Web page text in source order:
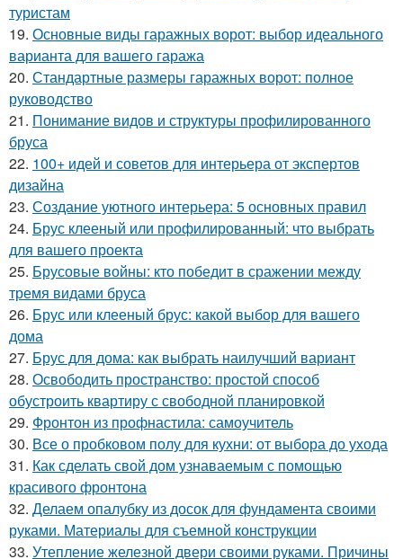
туристам
19. Основные виды гаражных ворот: выбор идеального
варианта для вашего гаража
20. Стандартные размеры гаражных ворот: полное
руководство
21. Понимание видов и структуры профилированного
бруса
22. 100+ идей и советов для интерьера от экспертов
дизайна
23. Создание уютного интерьера: 5 основных правил
24. Брус клееный или профилированный: что выбрать
для вашего проекта
25. Брусовые войны: кто победит в сражении между
тремя видами бруса
26. Брус или клееный брус: какой выбор для вашего
дома
27. Брус для дома: как выбрать наилучший вариант
28. Освободить пространство: простой способ
обустроить квартиру с свободной планировкой
29. Фронтон из профнастила: самоучитель
30. Все о пробковом полу для кухни: от выбора до ухода
31. Как сделать свой дом узнаваемым с помощью
красивого фронтона
32. Делаем опалубку из досок для фундамента своими
руками. Материалы для съемной конструкции
33. Утепление железной двери своими руками. Причины